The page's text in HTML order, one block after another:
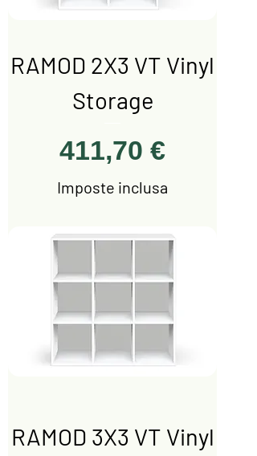
RAMOD 2X3 VT Vinyl
Storage
Prezzo
411,70 €
Imposte inclusa
RAMOD 3X3 VT Vinyl